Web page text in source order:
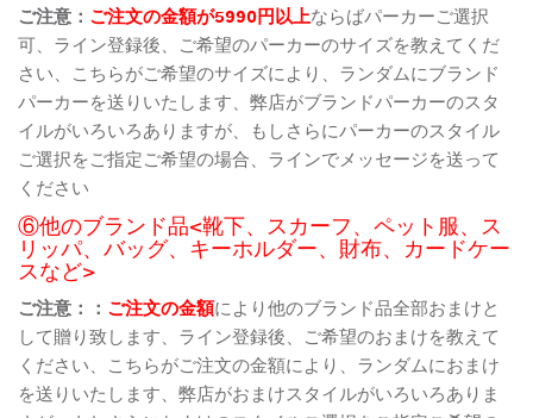
ご注意： ご注文の金額が5990円以上ならばパーカーご選択
可、ライン登録後、ご希望のパーカーのサイズを教えてくだ
さい、こちらがご希望のサイズにより、ランダムにブランド
パーカーを送りいたします、弊店がブランドパーカーのスタ
イルがいろいろありますが、もしさらにパーカーのスタイル
ご選択をご指定ご希望の場合、ラインでメッセージを送って
ください
⑥他のブランド品<靴下、スカーフ、ペット服、ス
リッパ、バッグ、キーホルダー、財布、カードケー
スなど>
ご注意：： ご注文の金額により他のブランド品全部おまけと
して贈り致します、ライン登録後、ご希望のおまけを教えて
ください、こちらがご注文の金額により、ランダムにおまけ
を送りいたします、弊店がおまけスタイルがいろいろありま